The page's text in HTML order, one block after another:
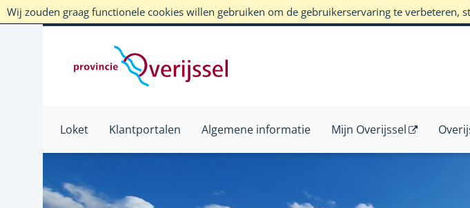
Wij zouden graag functionele cookies willen gebruiken om de gebruikerservaring te verbeteren,
Loket Klantportalen Algemene informatie Mijn Overijssel